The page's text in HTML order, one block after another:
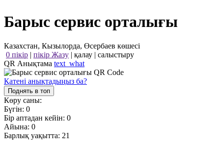
Барыс сервис орталығы
Казахстан, Кызылорда, Өсербаев көшесі
0 пікір | пікір Жазу | қалау | салыстыру
QR Анықтама text_what
Қатені анықтадыңыз ба?
Поднять в топ
Көру саны:
Бүгін: 0
Бір аптадан кейін: 0
Айына: 0
Барлық уақытта: 21